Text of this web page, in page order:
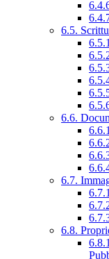
6.5.
6.6.
6.7.
6.8.